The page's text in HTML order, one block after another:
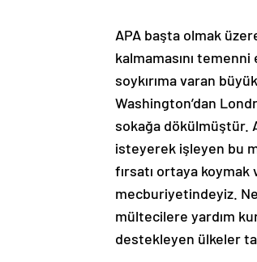
APA başta olmak
kalmamasını
soykırıma varan
Washington’dan
sokağa dökülmüştür.
isteyerek işleyen bu
fırsatı ortaya koymak
mecburiyetindeyiz.
mültecilere yardım
destekleyen ülkeler